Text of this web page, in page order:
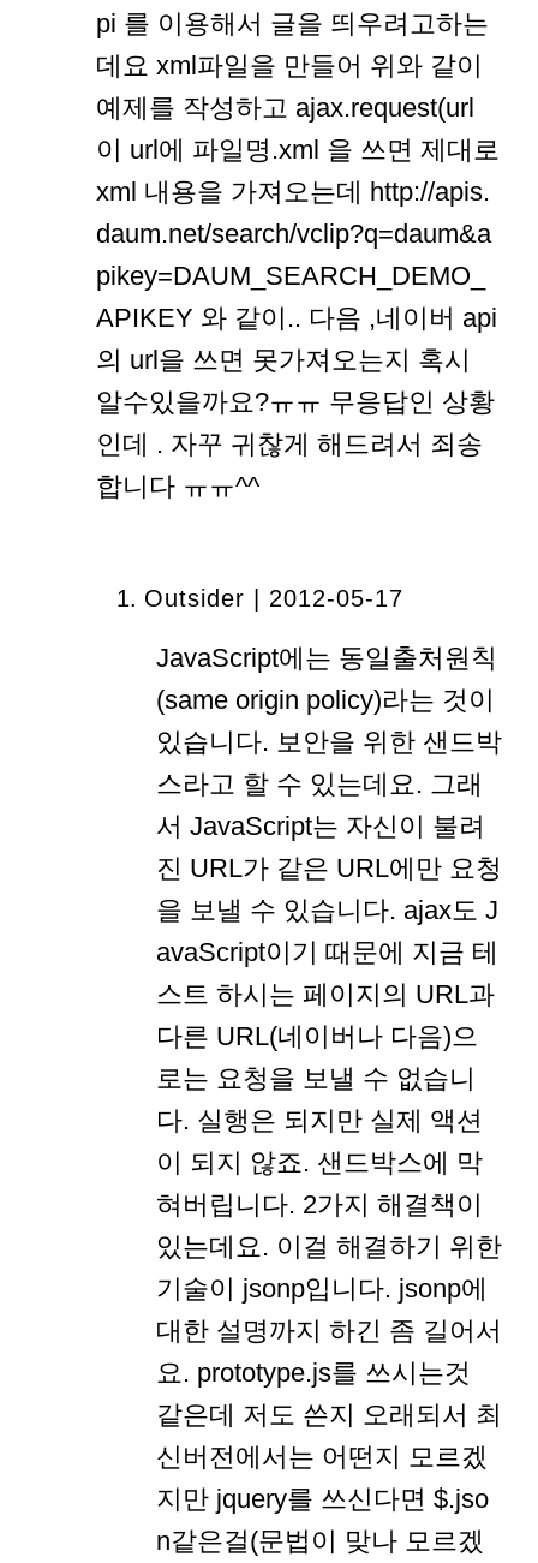
pi 를 이용해서 글을 띄우려고하는
데요 xml파일을 만들어 위와 같이
예제를 작성하고 ajax.request(url
이 url에 파일명.xml 을 쓰면 제대로
xml 내용을 가져오는데 http://apis.
daum.net/search/vclip?q=daum&a
pikey=DAUM_SEARCH_DEMO_
APIKEY 와 같이.. 다음 ,네이버 api
의 url을 쓰면 못가져오는지 혹시
알수있을까요?ㅠㅠ 무응답인 상황
인데 . 자꾸 귀찮게 해드려서 죄송
합니다 ㅠㅠ^^
Outsider | 2012-05-17
JavaScript에는 동일출처원칙
(same origin policy)라는 것이
있습니다. 보안을 위한 샌드박
스라고 할 수 있는데요. 그래
서 JavaScript는 자신이 불려
진 URL가 같은 URL에만 요청
을 보낼 수 있습니다. ajax도 J
avaScript이기 때문에 지금 테
스트 하시는 페이지의 URL과
다른 URL(네이버나 다음)으
로는 요청을 보낼 수 없습니
다. 실행은 되지만 실제 액션
이 되지 않죠. 샌드박스에 막
혀버립니다. 2가지 해결책이
있는데요. 이걸 해결하기 위한
기술이 jsonp입니다. jsonp에
대한 설명까지 하긴 좀 길어서
요. prototype.js를 쓰시는것
같은데 저도 쓴지 오래되서 최
신버전에서는 어떤지 모르겠
지만 jquery를 쓰신다면 $.jso
n같은걸(문법이 맞나 모르겠